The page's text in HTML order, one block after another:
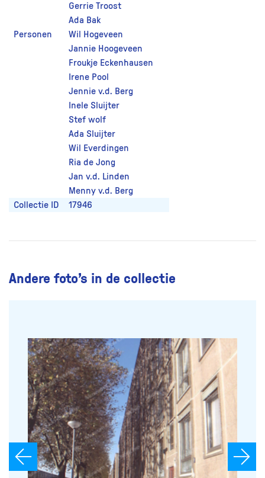
Personen
Gerrie Troost
Ada Bak
Wil Hogeveen
Jannie Hoogeveen
Froukje Eckenhausen
Irene Pool
Jennie v.d. Berg
Inele Sluijter
Stef wolf
Ada Sluijter
Wil Everdingen
Ria de Jong
Jan v.d. Linden
Menny v.d. Berg
Collectie ID
17946
Andere foto’s in de collectie